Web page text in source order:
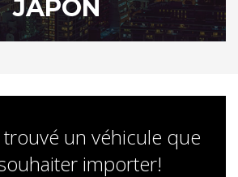
JAPON
trouvé un véhicule que
importer!